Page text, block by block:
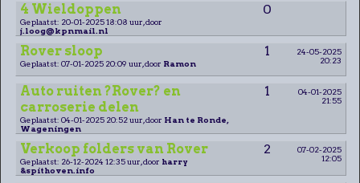
4 Wieldoppen 0
Geplaatst: 20-01-2025 18:08 uur, door
j.loog@kpnmail.nl
Rover sloop 1
24-05-2025
20:23
Geplaatst: 07-01-2025 20:09 uur, door Ramon
Auto ruiten ?Rover? en
carroserie delen
1
04-01-2025
21:55
Geplaatst: 04-01-2025 20:52 uur, door Han te Ronde,
Wageningen
Verkoop folders van Rover 2
07-02-2025
12:05
Geplaatst: 26-12-2024 12:35 uur, door harry
&spithoven.info